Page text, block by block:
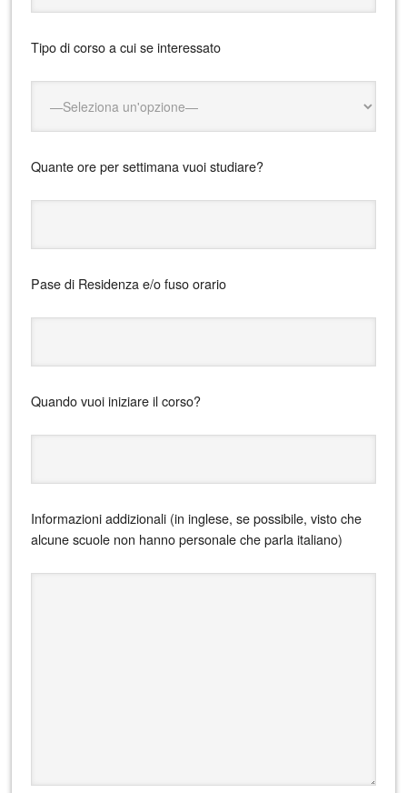
Tipo di corso a cui se interessato
Quante ore per settimana vuoi studiare?
Pase di Residenza e/o fuso orario
Quando vuoi iniziare il corso?
Informazioni addizionali (in inglese, se possibile, visto che
alcune scuole non hanno personale che parla italiano)